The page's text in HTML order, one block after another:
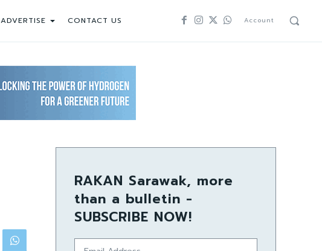
ADVERTISE CONTACT US Account
RAKAN Sarawak, more
than a bulletin -
SUBSCRIBE NOW!